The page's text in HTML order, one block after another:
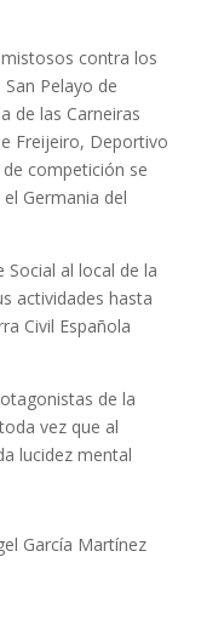
contra los
Pelayo de
de las Carneiras
Freijeiro, Deportivo
competición se
Germania del
Social al local de la
actividades hasta
Civil Española
de la
vez que al
lucidez mental
García Martínez